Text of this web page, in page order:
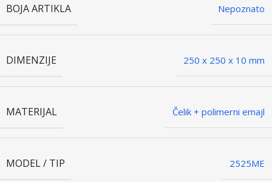
BOJA ARTIKLA Nepoznato
DIMENZIJE 250 x 250 x 10 mm
MATERIJAL Čelik + polimerni emajl
MODEL / TIP 2525ME